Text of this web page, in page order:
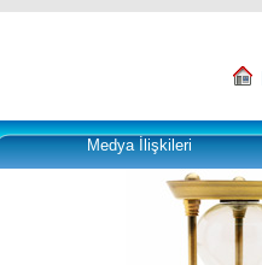
Medya İlişkileri